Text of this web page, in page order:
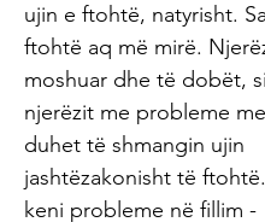
ujin e ftohtë, natyrisht.
ftohtë aq më mirë.
moshuar dhe të dobët,
njerëzit me probleme
duhet të shmangin ujin
jashtëzakonisht të
keni probleme në fillim -